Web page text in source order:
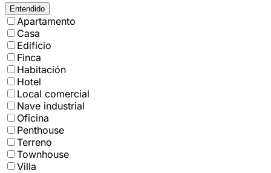
Entendido
Apartamento
Casa
Edificio
Finca
Habitación
Hotel
Local comercial
Nave industrial
Oficina
Penthouse
Terreno
Townhouse
Villa